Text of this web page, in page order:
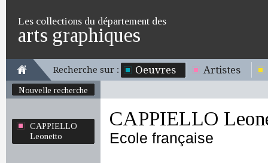
Les collections du département des
arts graphiques
Recherche sur : Oeuvres Artistes
Nouvelle recherche
CAPPIELLO
Leonetto
CAPPIELLO
Ecole française